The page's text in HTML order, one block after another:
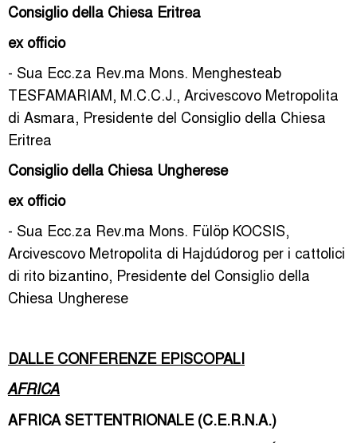
Consiglio della Chiesa Eritrea
ex officio
- Sua Ecc.za Rev.ma Mons. Menghesteab
TESFAMARIAM, M.C.C.J., Arcivescovo Metropolita
di Asmara, Presidente del Consiglio della Chiesa
Eritrea
Consiglio della Chiesa Ungherese
ex officio
- Sua Ecc.za Rev.ma Mons. Fülöp KOCSIS,
Arcivescovo Metropolita di Hajdúdorog per i cattolici
di rito bizantino, Presidente del Consiglio della
Chiesa Ungherese
DALLE CONFERENZE EPISCOPALI
AFRICA
AFRICA SETTENTRIONALE (C.E.R.N.A.)